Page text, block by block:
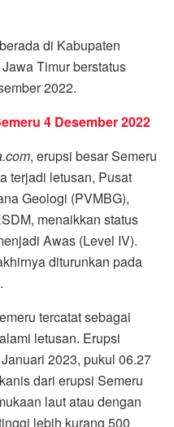
di Kabupaten
Timur berstatus
2022.
4 Desember 2022
, erupsi besar Semeru
terjadi letusan, Pusat
Geologi (PVMBG),
menaikkan status
Awas (Level IV).
diturunkan pada
tercatat sebagai
letusan. Erupsi
2023, pukul 06.27
dari erupsi Semeru
laut atau dengan
lebih kurang 500